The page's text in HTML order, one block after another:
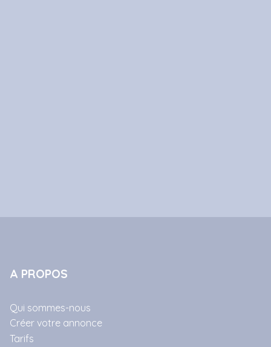
A PROPOS
Qui sommes-nous
Créer votre annonce
Tarifs